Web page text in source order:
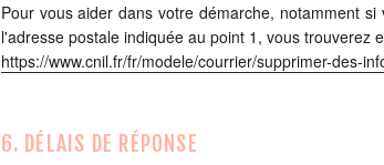
Pour vous aider dans votre démarche, notamment
l'adresse postale indiquée au point 1, vous trouverez
https://www.cnil.fr/fr/modele/courrier/supprimer-des-
6. DÉLAIS DE RÉPONSE